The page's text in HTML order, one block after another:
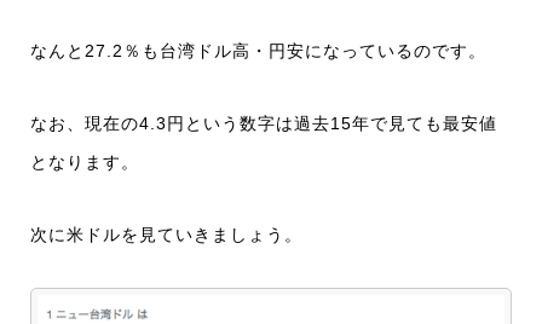
なんと27.2％も台湾ドル高・円安になっているのです。
なお、現在の4.3円という数字は過去15年で見ても最安値
となります。
次に米ドルを見ていきましょう。